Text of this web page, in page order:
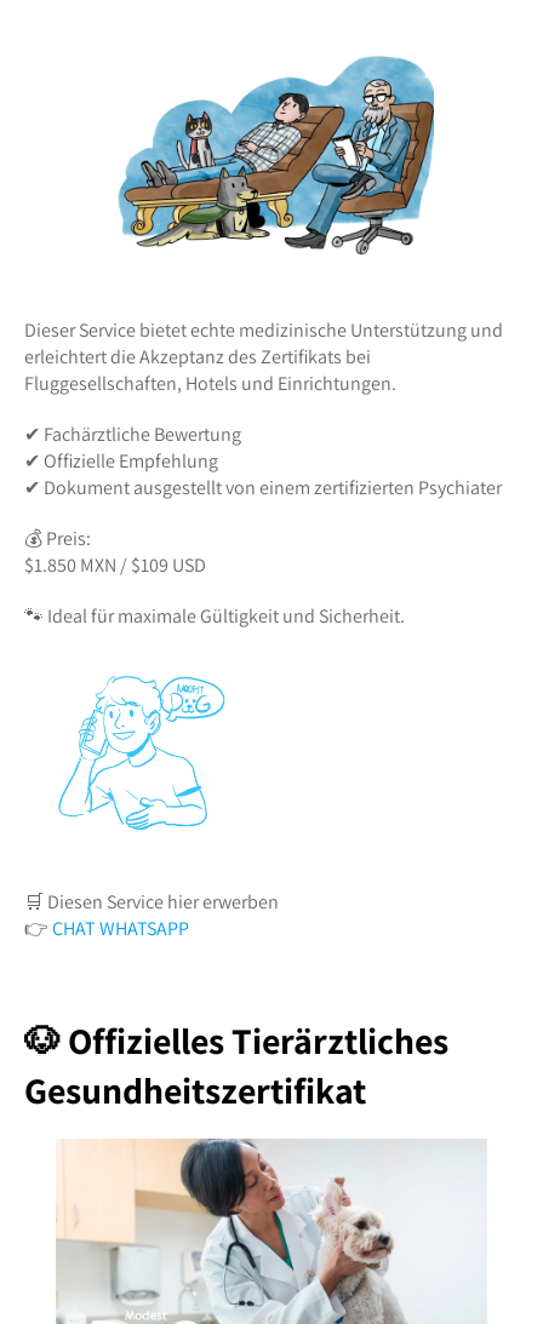
Dieser Service bietet echte medizinische Unterstützung und
erleichtert die Akzeptanz des Zertifikats bei
Fluggesellschaften, Hotels und Einrichtungen.
✔ Fachärztliche Bewertung
✔ Offizielle Empfehlung
✔ Dokument ausgestellt von einem zertifizierten Psychiater
💰 Preis:
$1.850 MXN / $109 USD
🐾 Ideal für maximale Gültigkeit und Sicherheit.
🛒 Diesen Service hier erwerben
👉CHAT WHATSAPP
🐶 Offizielles Tierärztliches
Gesundheitszertifikat